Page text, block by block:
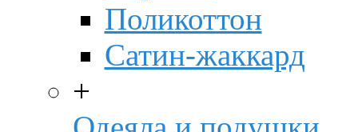
Поликоттон
Сатин-жаккард
+